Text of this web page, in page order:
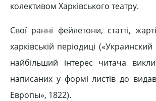
колективом Харківського театру.
Свої ранні фейлетони, статті,
харківській періодиці
найбільший інтерес читача
написаних у формі листів до
Европы», 1822).